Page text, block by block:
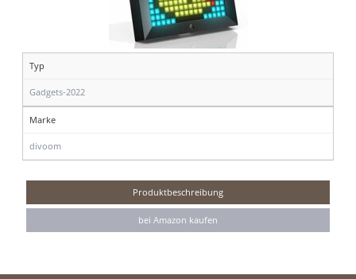
Typ
Gadgets-2022
Marke
divoom
Produktbeschreibung
bei Amazon kaufen